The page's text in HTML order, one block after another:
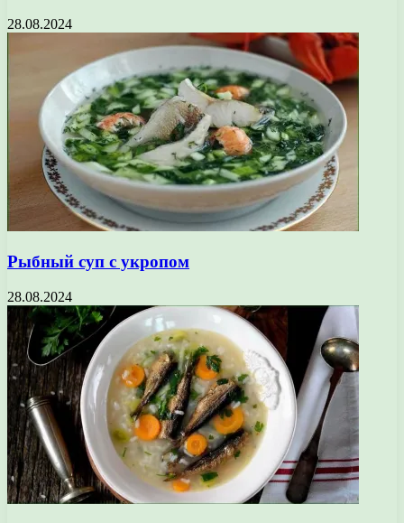
28.08.2024
Рыбный суп с укропом
28.08.2024